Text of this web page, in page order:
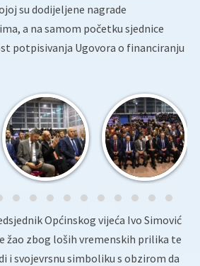
su dodijeljene nagrade
a na samom početku sjednice
potpisivanja Ugovora o financiranju
Općinskog vijeća Ivo Simović
žao zbog loših vremenskih prilika te
i svojevrsnu simboliku s obzirom da